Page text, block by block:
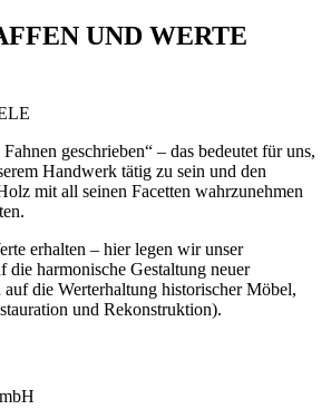
UND WERTE
geschrieben“ – das bedeutet für uns,
Handwerk tätig zu sein und den
mit all seinen Facetten wahrzunehmen
erhalten – hier legen wir unser
die harmonische Gestaltung neuer
die Werterhaltung historischer Möbel,
und Rekonstruktion).